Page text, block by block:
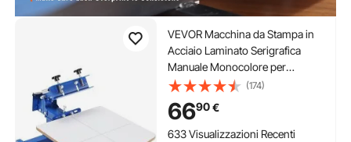
VEVOR Macchina da Stampa in
Acciaio Laminato Serigrafica
Manuale Monocolore per
l'Abbigliamento Fai-da-te,
Stampante per Serigrafia
Monocolore Dimensioni da
Stampa 54 x 45cm Molla Doppia
(174)
6690€
633 Visualizzazioni Recenti